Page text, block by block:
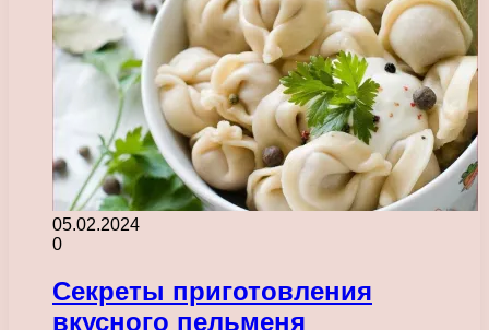
05.02.2024
0
Секреты приготовления
вкусного пельменя